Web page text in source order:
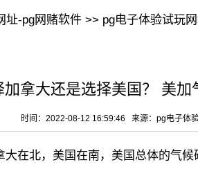
址-pg网赌软件>> pg电子体验试玩
拿大还是选择美国？ 美
时间：2022-08-12 16:59:46 来源： pg电子体
北，美国在南，美国总体的气候